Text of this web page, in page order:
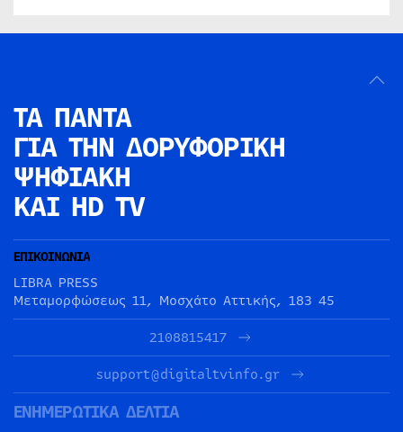
ΤΑ ΠΑΝΤΑ
ΓΙΑ ΤΗΝ ΔΟΡΥΦΟΡΙΚΗ
ΨΗΦΙΑΚΗ
ΚΑΙ HD TV
ΕΠΙΚΟΙΝΩΝΙΑ
LIBRA PRESS
Μεταμορφώσεως 11, Μοσχάτο Αττικής, 183 45
2108815417
support@digitaltvinfo.gr
ΕΝΗΜΕΡΩΤΙΚΑ ΔΕΛΤΙΑ